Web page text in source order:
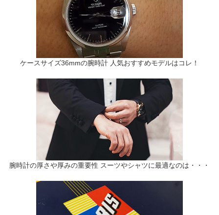
ケースサイズ36mmの腕時計 人気おすすめモデルはコレ！
腕時計の厚さや厚みの重要性 スーツやシャツに最適なのは・・・